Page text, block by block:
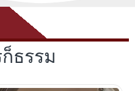
ธรรม